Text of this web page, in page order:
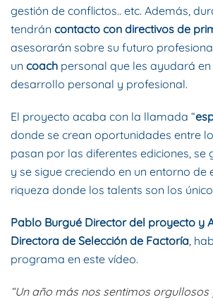
gestión de conflictos.. etc. Además,
tendrán contacto con directivos de
asesorarán sobre su futuro
un coach personal que les ayudará
desarrollo personal y profesional.
El proyecto acaba con la llamada “
donde se crean oportunidades entre
pasan por las diferentes ediciones, se
y se sigue creciendo en un entorno de
riqueza donde los talents son los
Pablo Burgué Director del proyecto y
Directora de Selección de Factoría,
programa en este vídeo.
“Un año más nos sentimos